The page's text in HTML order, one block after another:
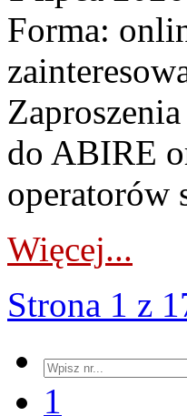
Forma:
do ABIRE
operatorów
Więcej...
Strona 1 z
1